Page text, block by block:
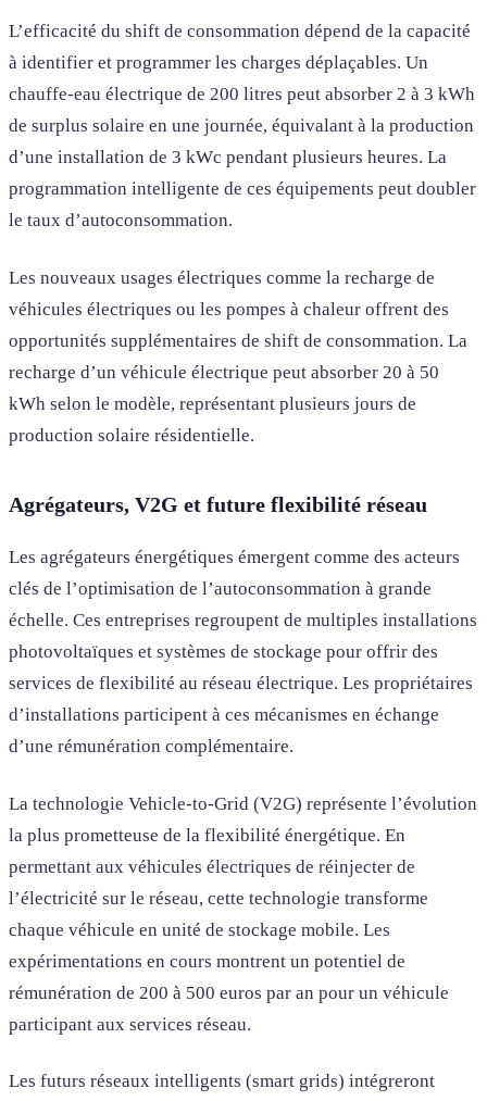
L’efficacité du shift de consommation dépend de la capacité
à identifier et programmer les charges déplaçables. Un
chauffe-eau électrique de 200 litres peut absorber 2 à 3 kWh
de surplus solaire en une journée, équivalant à la production
d’une installation de 3 kWc pendant plusieurs heures. La
programmation intelligente de ces équipements peut doubler
le taux d’autoconsommation.
Les nouveaux usages électriques comme la recharge de
véhicules électriques ou les pompes à chaleur offrent des
opportunités supplémentaires de shift de consommation. La
recharge d’un véhicule électrique peut absorber 20 à 50
kWh selon le modèle, représentant plusieurs jours de
production solaire résidentielle.
Agrégateurs, V2G et future flexibilité réseau
Les agrégateurs énergétiques émergent comme des acteurs
clés de l’optimisation de l’autoconsommation à grande
échelle. Ces entreprises regroupent de multiples installations
photovoltaïques et systèmes de stockage pour offrir des
services de flexibilité au réseau électrique. Les propriétaires
d’installations participent à ces mécanismes en échange
d’une rémunération complémentaire.
La technologie Vehicle-to-Grid (V2G) représente l’évolution
la plus prometteuse de la flexibilité énergétique. En
permettant aux véhicules électriques de réinjecter de
l’électricité sur le réseau, cette technologie transforme
chaque véhicule en unité de stockage mobile. Les
expérimentations en cours montrent un potentiel de
rémunération de 200 à 500 euros par an pour un véhicule
participant aux services réseau.
Les futurs réseaux intelligents (smart grids) intégreront